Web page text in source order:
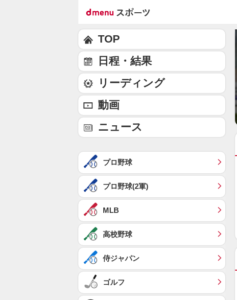
TOP
日程・結果
リーディング
動画
ニュース
プロ野球
プロ野球(2軍)
MLB
高校野球
侍ジャパン
ゴルフ